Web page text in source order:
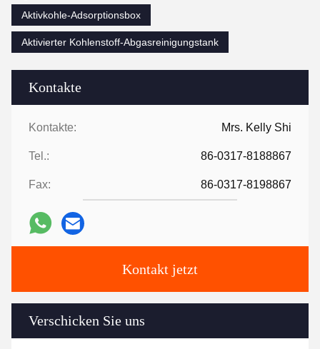
Kontakte
Kontakte: Mrs. Kelly Shi
Tel.: 86-0317-8188867
Fax: 86-0317-8198867
Kontakt jetzt
Verschicken Sie uns
Aktivkohle-Adsorptionsbox
Aktivierter Kohlenstoff-Abgasreinigungstank